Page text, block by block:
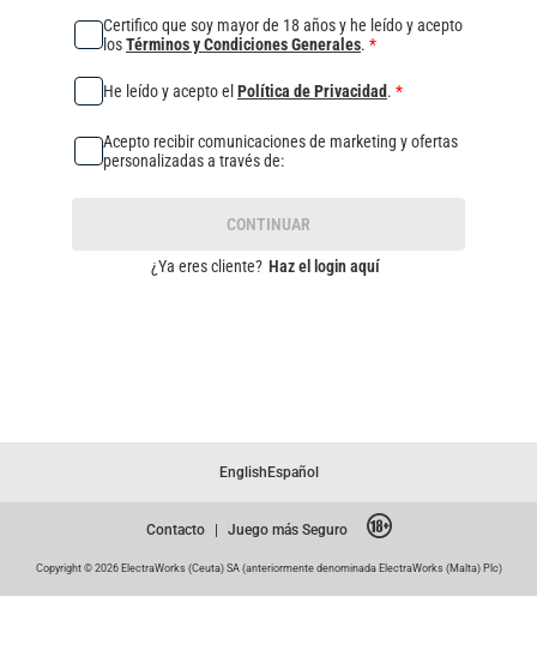
Certifico que soy mayor de 18 años y he leído y acepto
losTérminos y Condiciones Generales. *
He leído y acepto el Política de Privacidad. *
Acepto recibir comunicaciones de marketing y ofertas
personalizadas a través de:
CONTINUAR
¿Ya eres cliente? Haz el login aquí
English Español
Contacto Juego más Seguro
Copyright © 2026 ElectraWorks (Ceuta) SA (anteriormente denominada ElectraWorks (Malta) Plc)